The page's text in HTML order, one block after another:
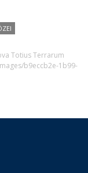
Totius Terrarum
b9eccb2e-1b99-